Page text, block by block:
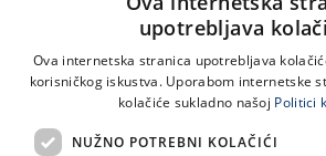
upotrebljava
Ova internetska stranica upotrebljava
korisničkog iskustva. Uporabom internetske
kolačiće sukladno našoj Politici
NUŽNO POTREBNI KOLAČIĆI